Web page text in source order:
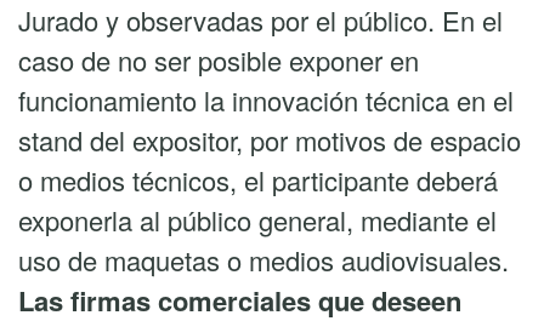
Jurado y observadas por el público. En el
caso de no ser posible exponer en
funcionamiento la innovación técnica en el
stand del expositor, por motivos de espacio
o medios técnicos, el participante deberá
exponerla al público general, mediante el
uso de maquetas o medios audiovisuales.
Las firmas comerciales que deseen